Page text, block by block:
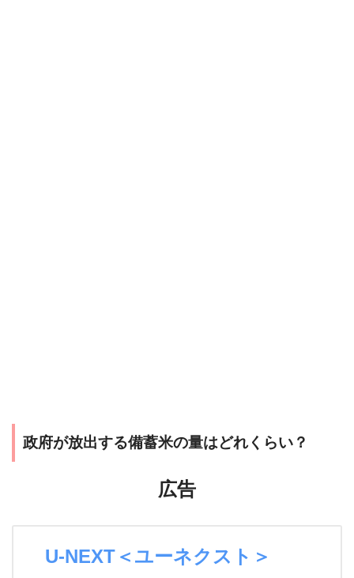
政府が放出する備蓄米の量はどれくらい？
広告
U-NEXT＜ユーネクスト＞